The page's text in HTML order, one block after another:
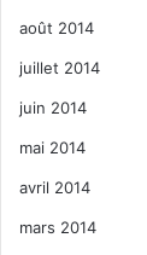
août 2014
juillet 2014
juin 2014
mai 2014
avril 2014
mars 2014